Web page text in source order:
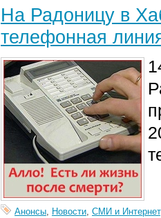
На Радоницу в
телефонная
Анонсы, Новости, СМИ и Интернет